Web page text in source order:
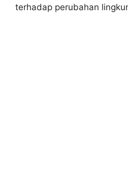
terhadap perubahan